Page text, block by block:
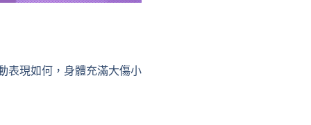
表現如何，身體充滿大傷小